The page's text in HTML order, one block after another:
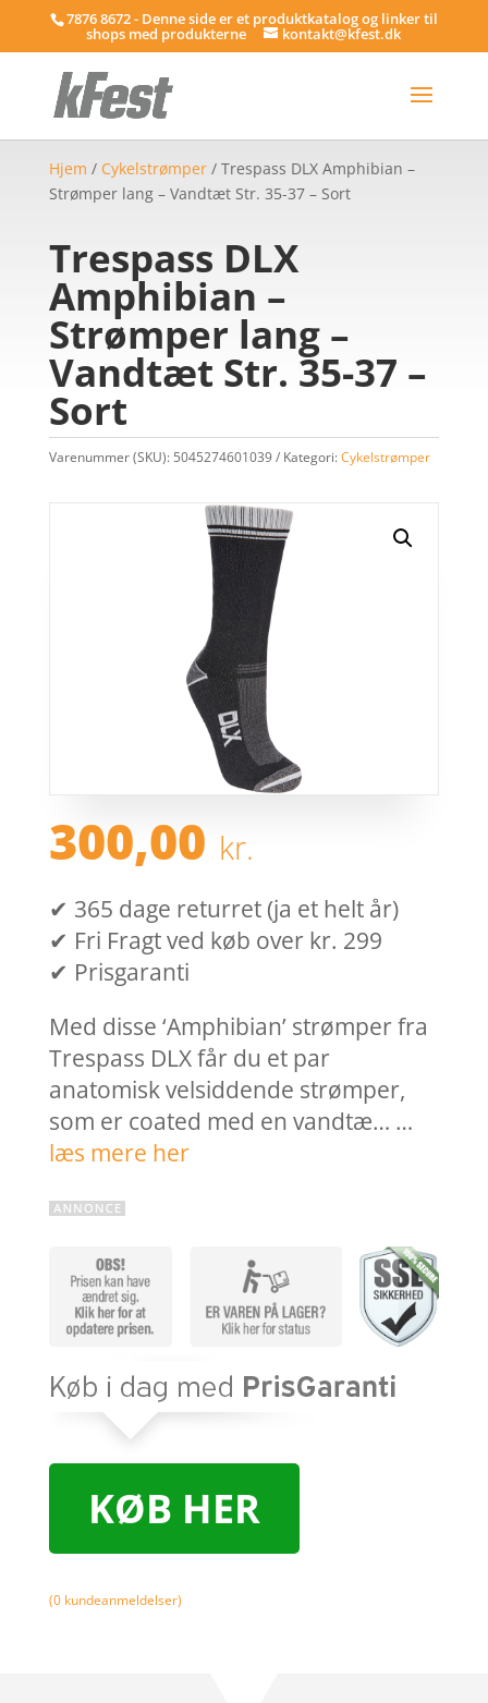
7876 8672 - Denne side er et produktkatalog og linker til
shops med produkterne kontakt@kfest.dk
Hjem / Cykelstrømper/ Trespass DLX Amphibian –
Strømper lang – Vandtæt Str. 35-37 – Sort
Trespass DLX
Amphibian –
Strømper lang –
Vandtæt Str. 35-37 –
Sort
Varenummer (SKU): 5045274601039 Kategori:Cykelstrømper
300,00 kr.
✔ 365 dage returret (ja et helt år)
✔ Fri Fragt ved køb over kr. 299
✔ Prisgaranti
Med disse ‘Amphibian’ strømper fra
Trespass DLX får du et par
anatomisk velsiddende strømper,
som er coated med en vandtæ… …
læs mere her
KØB HER
(0kundeanmeldelser)